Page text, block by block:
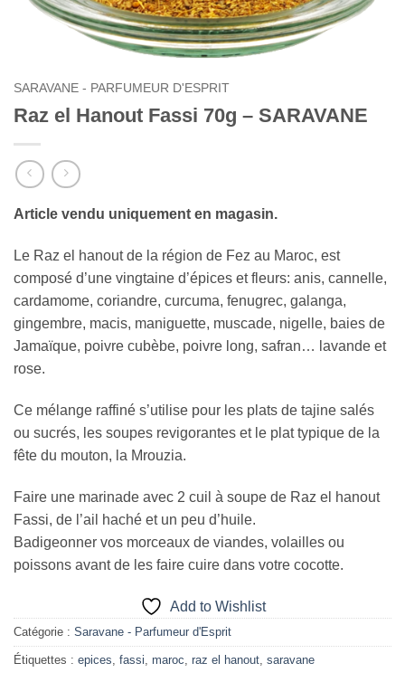
SARAVANE - PARFUMEUR D'ESPRIT
Raz el Hanout Fassi 70g – SARAVANE
Article vendu uniquement en magasin.
Le Raz el hanout de la région de Fez au Maroc, est
composé d’une vingtaine d’épices et fleurs: anis, cannelle,
cardamome, coriandre, curcuma, fenugrec, galanga,
gingembre, macis, maniguette, muscade, nigelle, baies de
Jamaïque, poivre cubèbe, poivre long, safran… lavande et
rose.
Ce mélange raffiné s’utilise pour les plats de tajine salés
ou sucrés, les soupes revigorantes et le plat typique de la
fête du mouton, la Mrouzia.
Faire une marinade avec 2 cuil à soupe de Raz el hanout
Fassi, de l’ail haché et un peu d’huile.
Badigeonner vos morceaux de viandes, volailles ou
poissons avant de les faire cuire dans votre cocotte.
Add to Wishlist
Catégorie : Saravane - Parfumeur d'Esprit
Étiquettes : epices fassi maroc raz el hanout saravane